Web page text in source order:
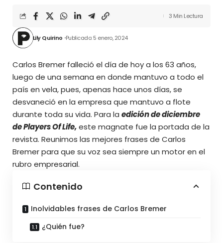
Lily Quirino Publicado: 5 enero, 2024
3 Min Lectura
Carlos Bremer falleció el día de hoy a los 63 años,
luego de una semana en donde mantuvo a todo el
país en vela, pues, apenas hace unos días, se
desvaneció en la empresa que mantuvo a flote
durante toda su vida. Para la edición de diciembre
de Players Of Life,este magnate fue la portada de la
revista. Reunimos las mejores frases de Carlos
Bremer para que su voz sea siempre un motor en el
rubro empresarial.
Contenido
Inolvidables frases de Carlos Bremer
¿Quién fue?